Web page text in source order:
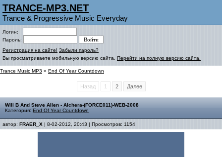
TRANCE-MP3.NET
Trance & Progressive Music Everyday
Логин:
Пароль:
Регистрация на сайте! Забыли пароль?
Вы просматриваете мобильную версию сайта. Перейти на полную версию сайта.
Trance Music MP3 » End Of Year Countdown
Назад 1 2 Далее
Will B And Steve Allen - Alchera-(FORCE011)-WEB-2008
Категория: End Of Year Countdown
автор: FRAER_X | 8-02-2012, 20:43 | Просмотров: 1154